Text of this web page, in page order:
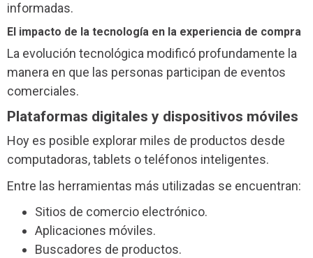
informadas.
El impacto de la tecnología en la experiencia de compra
La evolución tecnológica modificó profundamente la
manera en que las personas participan de eventos
comerciales.
Plataformas digitales y dispositivos móviles
Hoy es posible explorar miles de productos desde
computadoras, tablets o teléfonos inteligentes.
Entre las herramientas más utilizadas se encuentran:
Sitios de comercio electrónico.
Aplicaciones móviles.
Buscadores de productos.